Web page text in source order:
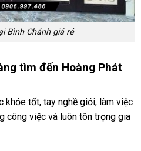
Bình Chánh giá rẻ
tìm đến Hoàng Phát
tốt, tay nghề giỏi, làm việc
công việc và luôn tôn trọng gia